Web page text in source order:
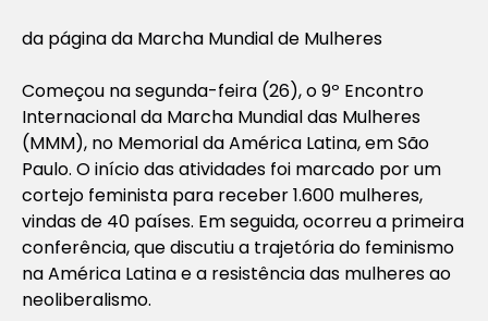
da página da Marcha Mundial de Mulheres
Começou na segunda-feira (26), o 9º Encontro
Internacional da Marcha Mundial das Mulheres
(MMM), no Memorial da América Latina, em São
Paulo. O início das atividades foi marcado por um
cortejo feminista para receber 1.600 mulheres,
vindas de 40 países. Em seguida, ocorreu a primeira
conferência, que discutiu a trajetória do feminismo
na América Latina e a resistência das mulheres ao
neoliberalismo.